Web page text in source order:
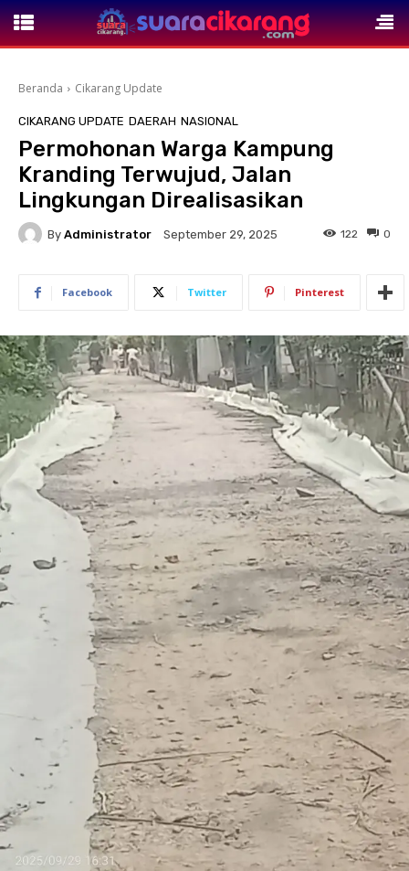
Beranda Cikarang Update
CIKARANG UPDATE DAERAH NASIONAL
Permohonan Warga Kampung
Kranding Terwujud, Jalan
Lingkungan Direalisasikan
By Administrator September 29, 2025 0
122
Facebook Twitter Pinterest